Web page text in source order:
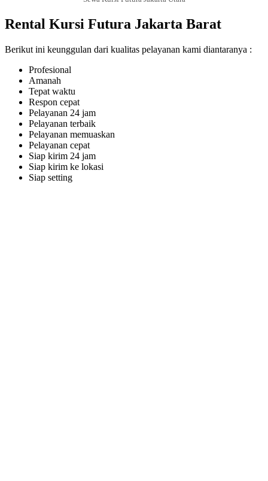
Rental Kursi Futura Jakarta Barat
Berikut ini keunggulan dari kualitas pelayanan kami diantaranya :
Profesional
Amanah
Tepat waktu
Respon cepat
Pelayanan 24 jam
Pelayanan terbaik
Pelayanan memuaskan
Pelayanan cepat
Siap kirim 24 jam
Siap kirim ke lokasi
Siap setting